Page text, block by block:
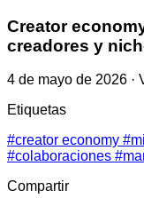
Creator
creadores y
4 de mayo de 2026 ·
Etiquetas
#creator economy
#colaboraciones
Compartir